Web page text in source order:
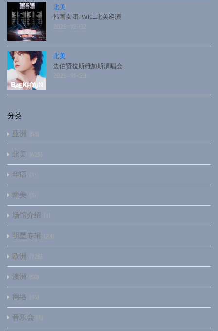
北美
韩国女团TWICE北美巡演
2025-12-02
北美
边伯贤拉斯维加斯演唱会
2025-11-23
分类
亚洲 53
北美 425
华语 1
南美 1
场馆介绍 1
明星专辑 23
欧洲 126
澳洲 50
网络 14
音乐会 1